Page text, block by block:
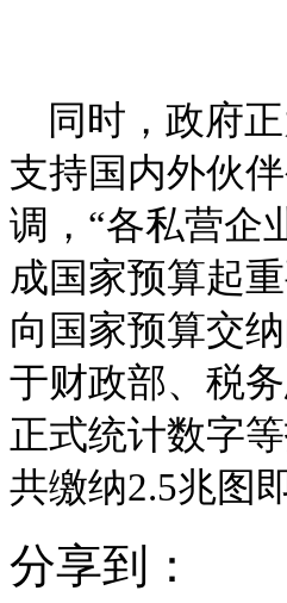
同时，政府正
支持国内外伙
调，“各私营企
成国家预算起
向国家预算交
于财政部、税
正式统计数字
共缴纳2.5兆图
分享到：